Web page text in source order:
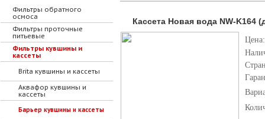
Фильтры обратного
осмоса
Фильтры проточные
питьевые
Фильтры кувшины и
кассеты
Brita кувшины и кассеты
Аквафор кувшины и
кассеты
Барьер кувшины и кассеты
Кассета Новая вода NW-K164
Цена: